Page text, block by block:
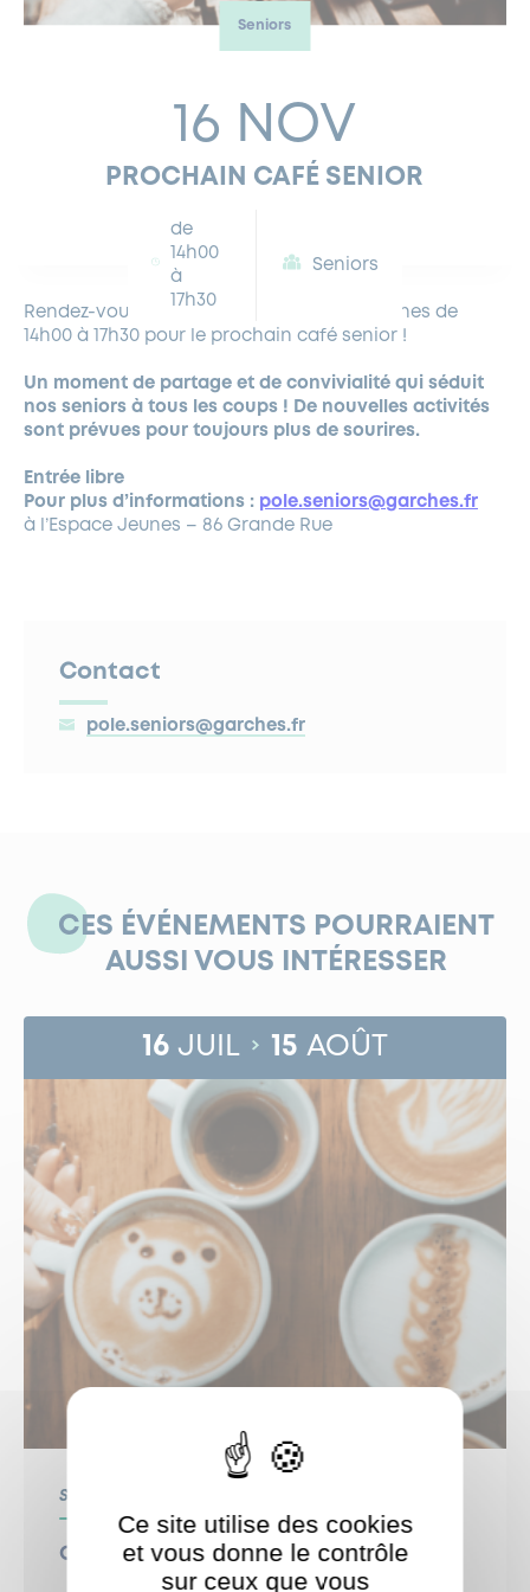
GÉRER MES DÉCHETS
EAU POTABLE ET ASSAINISSEMENT
DÉCLARATION DE CATASTROPHE NATURELLE
NOUVEAUX ARRIVANTS
LOCATION DE SALLES
INFORMATIONS PRATIQUES
MIEUX CONSOMMER
SUBVENTIONS
COMMUNICATIONS ADMINISTRATIVES
PANNEAUX D’AFFICHAGE LIBRE
PARTENAIRES INSTITUTIONNELS
GRÖBENZELL
LE BEGM THÉTIS
ANCIENS COMBATTANTS ET MÉMOIRE
DÉVELOPPEMENT DURABLE
UNE NAISSANCE, UN ARBRE
DEMANDE D’ABATTAGE
GESTION DU PATRIMOINE ARBORÉ
Seniors
16 NOV
PROCHAIN CAFÉ SENIOR
de
14h00
à
17h30
Seniors
Rendez-vous le 16 novembre à l’Espace jeunes de
14h00 à 17h30 pour le prochain café senior !
Un moment de partage et de convivialité qui séduit
nos seniors à tous les coups ! De nouvelles activités
sont prévues pour toujours plus de sourires.
Entrée libre
Pour plus d’informations : pole.seniors@garches.fr
à l’Espace Jeunes – 86 Grande Rue
Contact
pole.seniors@garches.fr
CES ÉVÉNEMENTS POURRAIENT
AUSSI VOUS INTÉRESSER
16 JUIL 15 AOÛT
Seniors
Café de l’Amitié
Ce site utilise des cookies
et vous donne le contrôle
sur ceux que vous